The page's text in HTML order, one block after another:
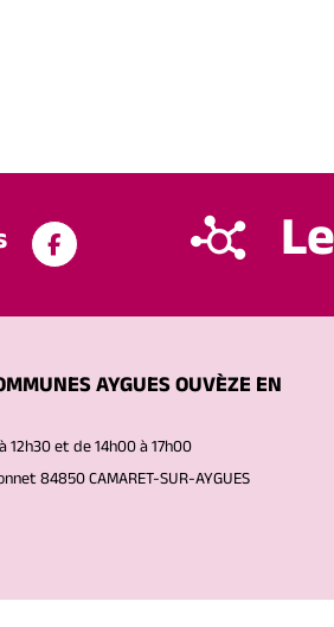
AYGUES OUVÈZE EN
et de 14h00 à 17h00
84850 CAMARET-SUR-AYGUES